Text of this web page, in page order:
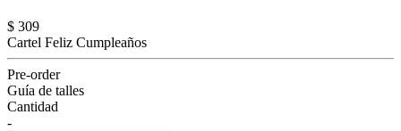
$ 309
Cartel Feliz Cumpleaños
Pre-order
Guía de talles
Cantidad
-